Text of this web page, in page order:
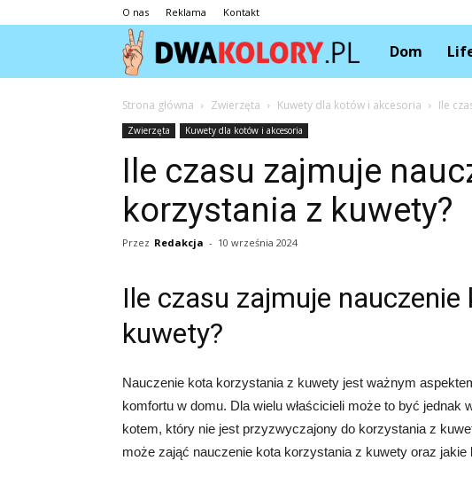
O nas Reklama Kontakt
DwaKolory.pl
Dom
Strona główna Zwierzęta Kuwety dla kotów i akcesoria Ile
Zwierzęta Kuwety dla kotów i akcesoria
Ile czasu zajmuje
korzystania z kuwety?
Przez Redakcja - 10 września 2024
Ile czasu zajmuje
kuwety?
Nauczenie kota korzystania z kuwety jest ważnym
komfortu w domu. Dla wielu właścicieli może to być jednak
kotem, który nie jest przyzwyczajony do korzystania z
może zająć nauczenie kota korzystania z kuwety oraz jakie